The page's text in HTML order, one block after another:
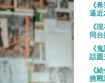
《
逼近
《
同
《
話題
《
挑戰